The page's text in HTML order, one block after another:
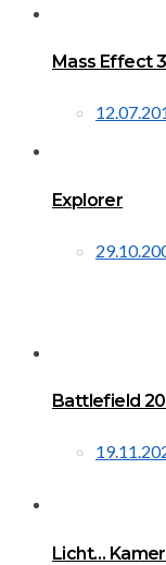
Mass Effect
Explorer
Battlefield
Licht…